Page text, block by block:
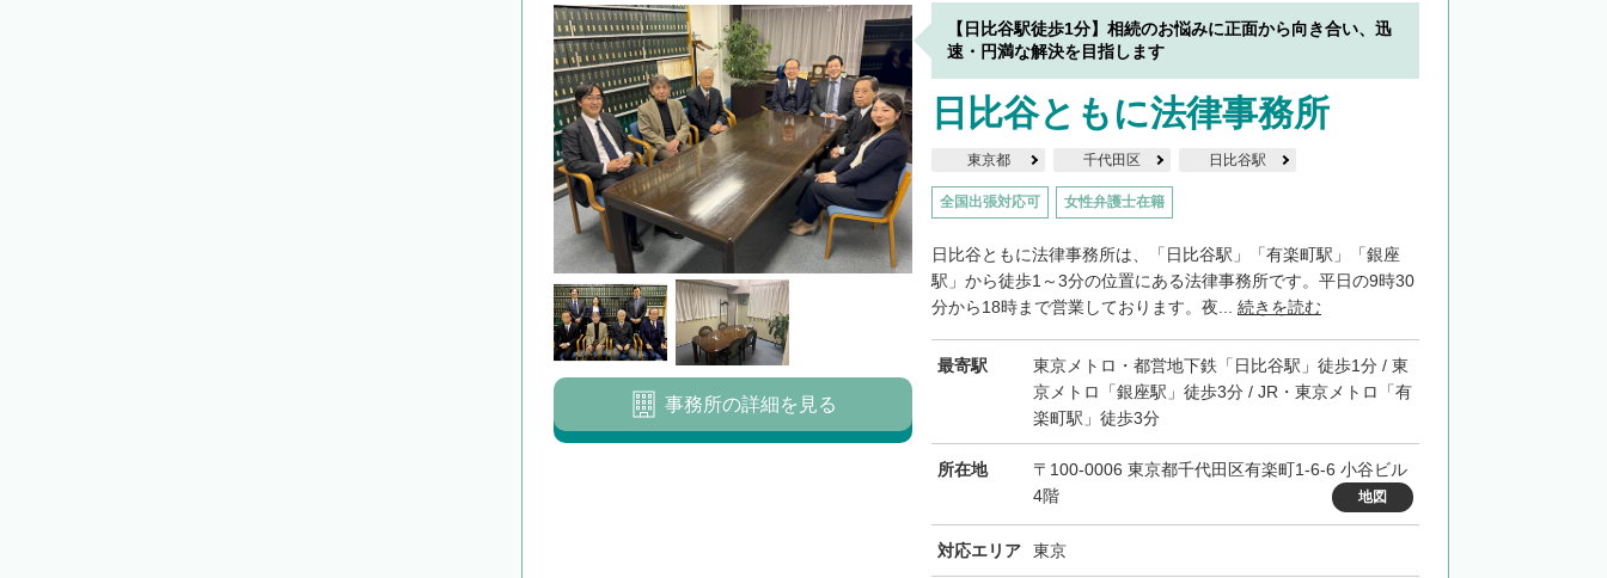
【日比谷駅徒歩1分】相続のお悩みに正面から向き合い、迅
速・円満な解決を目指します
日比谷ともに法律事務所
東京都 千代田区 日比谷駅
全国出張対応可 女性弁護士在籍
日比谷ともに法律事務所は、「日比谷駅」「有楽町駅」「銀座
駅」から徒歩1～3分の位置にある法律事務所です。平日の9時30
分から18時まで営業しております。夜... 続きを読む
最寄駅
東京メトロ・都営地下鉄「日比谷駅」徒歩1分 / 東
京メトロ「銀座駅」徒歩3分 / JR・東京メトロ「有
楽町駅」徒歩3分
所在地
〒100-0006 東京都千代田区有楽町1-6-6 小谷ビル
4階
地図
対応エリア 東京
事務所の詳細を見る